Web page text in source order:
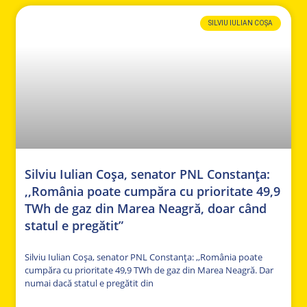
SILVIU IULIAN COȘA
Silviu Iulian Coșa, senator PNL Constanța:
,,România poate cumpăra cu prioritate 49,9
TWh de gaz din Marea Neagră, doar când
statul e pregătit”
Silviu Iulian Coșa, senator PNL Constanța: ,,România poate
cumpăra cu prioritate 49,9 TWh de gaz din Marea Neagră. Dar
numai dacă statul e pregătit din